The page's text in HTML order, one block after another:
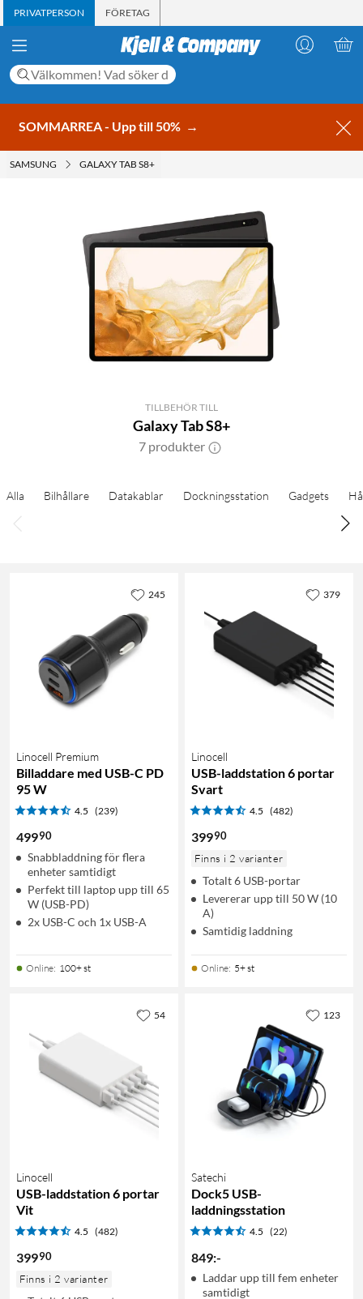
PRIVATPERSON FÖRETAG
SOMMARREA - Upp till 50% →
SAMSUNG GALAXY TAB S8+
TILLBEHÖR TILL
Galaxy Tab S8+
7 produkter
Alla Bilhållare Datakablar Dockningsstation Gadgets
Linocell Premium
Billaddare med USB-C PD
95 W
4.5 (239)
49990
Snabbladdning för flera
enheter samtidigt
Perfekt till laptop upp till 65
W (USB-PD)
2x USB-C och 1x USB-A
Online: 100+ st
245
Linocell
USB-laddstation 6 portar
Svart
4.5 (482)
39990
Finns i 2 varianter
Totalt 6 USB-portar
Levererar upp till 50 W (10
A)
Samtidig laddning
Online: 5+ st
379
Linocell
USB-laddstation 6 portar
Vit
4.5 (482)
39990
Finns i 2 varianter
54
Satechi
Dock5 USB-
laddningsstation
4.5 (22)
849:-
Laddar upp till fem enheter
samtidigt
123